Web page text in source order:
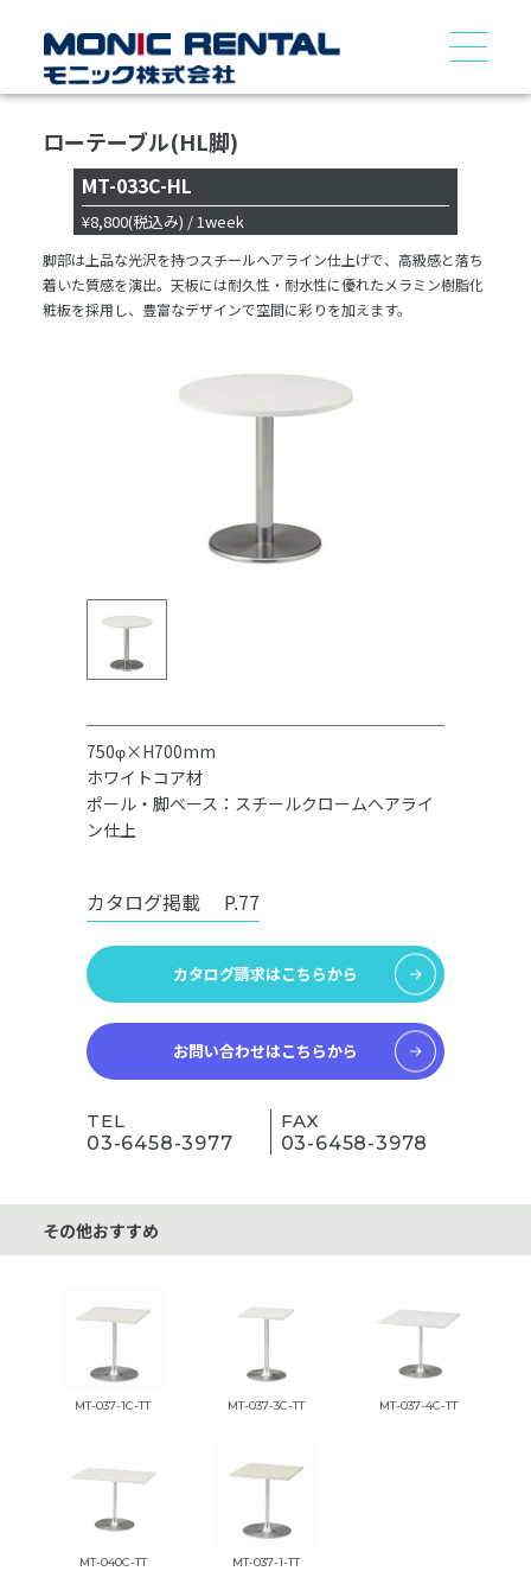
ローテーブル(HL脚)
MT-033C-HL
¥8,800(税込み) / 1week
脚部は上品な光沢を持つスチールヘアライン仕上げで、高級感と落ち
着いた質感を演出。天板には耐久性・耐水性に優れたメラミン樹脂化
粧板を採用し、豊富なデザインで空間に彩りを加えます。
750φ×H700mm
ホワイトコア材
ポール・脚ベース：スチールクロームへアライ
ン仕上
カタログ掲載 P.77
カタログ請求はこちらから
お問い合わせはこちらから
TEL
03-6458-3977
FAX
03-6458-3978
その他おすすめ
MT-037-1C-TT MT-037-3C-TT MT-037-4C-TT
MT-040C-TT MT-037-1-TT